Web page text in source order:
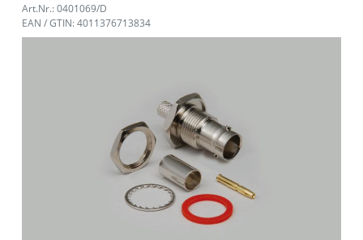
Art.Nr.: 0401069/D
EAN / GTIN: 4011376713834